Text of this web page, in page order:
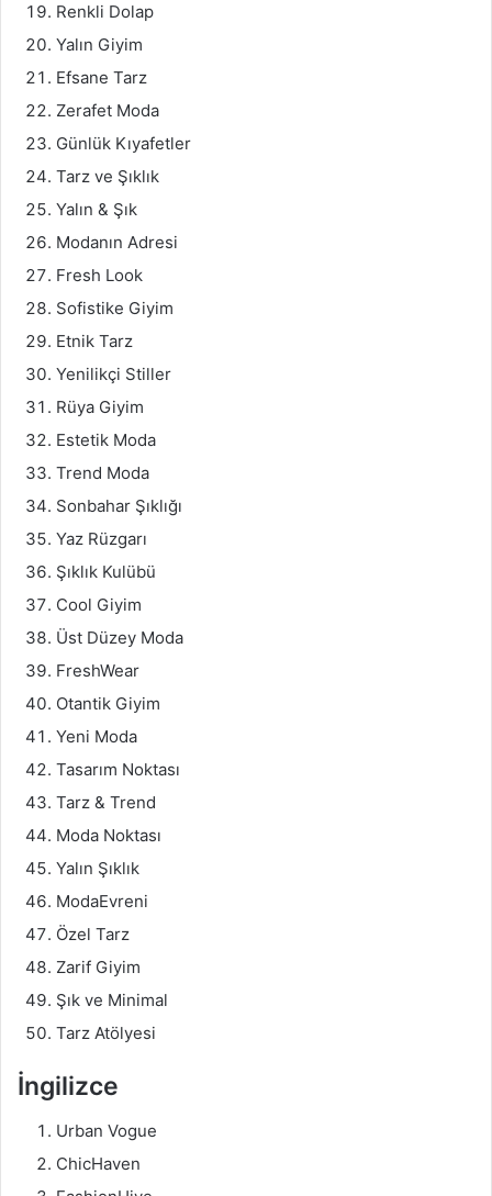
Renkli Dolap
Yalın Giyim
Efsane Tarz
Zerafet Moda
Günlük Kıyafetler
Tarz ve Şıklık
Yalın & Şık
Modanın Adresi
Fresh Look
Sofistike Giyim
Etnik Tarz
Yenilikçi Stiller
Rüya Giyim
Estetik Moda
Trend Moda
Sonbahar Şıklığı
Yaz Rüzgarı
Şıklık Kulübü
Cool Giyim
Üst Düzey Moda
FreshWear
Otantik Giyim
Yeni Moda
Tasarım Noktası
Tarz & Trend
Moda Noktası
Yalın Şıklık
ModaEvreni
Özel Tarz
Zarif Giyim
Şık ve Minimal
Tarz Atölyesi
İngilizce
Urban Vogue
ChicHaven